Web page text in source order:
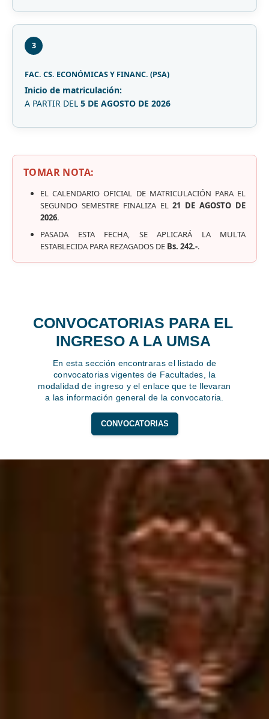
3
FAC. CS. ECONÓMICAS Y FINANC. (PSA)
Inicio de matriculación:
A PARTIR DEL 5 DE AGOSTO DE 2026
TOMAR NOTA:
EL CALENDARIO OFICIAL DE MATRICULACIÓN PARA EL
SEGUNDO SEMESTRE FINALIZA EL21 DE AGOSTO DE
2026.
PASADA ESTA FECHA, SE APLICARÁ LA MULTA
ESTABLECIDA PARA REZAGADOS DE Bs. 242.-.
CONVOCATORIAS PARA EL
INGRESO A LA UMSA
En esta sección encontraras el listado de
convocatorias vigentes de Facultades, la
modalidad de ingreso y el enlace que te llevaran
a las información general de la convocatoria.
CONVOCATORIAS